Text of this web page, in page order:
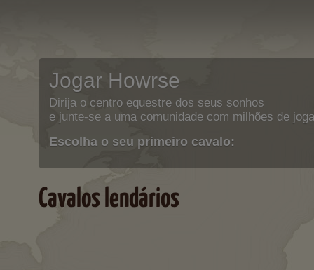
Jogar Howrse
Dirija o centro equestre dos seus sonhos
e junte-se a uma comunidade com milhões de
Escolha o seu primeiro cavalo:
Cavalos lendários